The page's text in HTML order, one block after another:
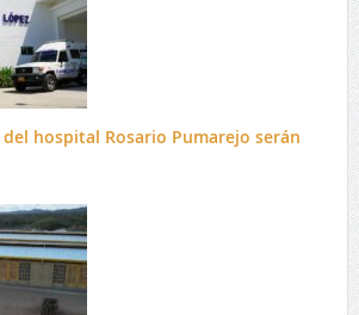
hospital Rosario Pumarejo serán